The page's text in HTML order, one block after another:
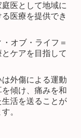
医として地域に
医療を提供でき
オブ・ライフ＝
ケアを目指して
外傷による運動
傾け、痛みを和
活を送ることが
。